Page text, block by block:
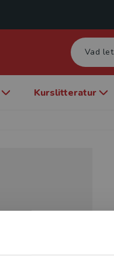
Kurslitteratur